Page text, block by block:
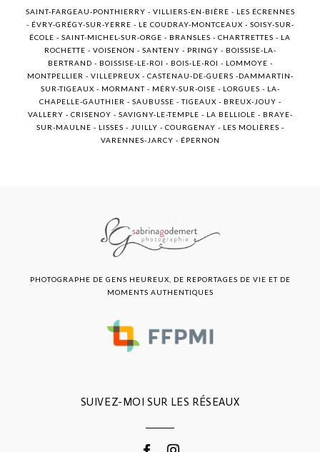
SAINT-FARGEAU-PONTHIERRY - VILLIERS-EN-BIÈRE - LES ÉCRENNES
- ÉVRY-GRÉGY-SUR-YERRE - LE COUDRAY-MONTCEAUX - SOISY-SUR-
ÉCOLE - SAINT-MICHEL-SUR-ORGE - BRANSLES - CHARTRETTES - LA
ROCHETTE - VOISENON - SANTENY - PRINGY - BOISSISE-LA-
BERTRAND - BOISSISE-LE-ROI - BOIS-LE-ROI - LOMMOYE -
MONTPELLIER - VILLEPREUX - CASTENAU-DE-GUERS -DAMMARTIN-
SUR-TIGEAUX - MORMANT - MÉRY-SUR-OISE - LORGUES - LA-
CHAPELLE-GAUTHIER - SAUBUSSE - TIGEAUX - BREUX-JOUY -
VALLERY - CRISENOY - SAVIGNY-LE-TEMPLE - LA BELLIOLE - BRAYE-
SUR-MAULNE - LISSES - JUILLY - COURGENAY - LES MOLIÈRES -
VARENNES-JARCY - ÉPERNON
SUIVEZ-MOI SUR LES RÉSEAUX
PHOTOGRAPHE DE GENS HEUREUX, DE REPORTAGES DE VIE ET DE
MOMENTS AUTHENTIQUES